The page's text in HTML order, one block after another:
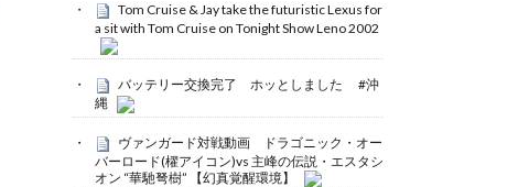
Tom Cruise & Jay take the futuristic Lexus for
a sit with Tom Cruise on Tonight Show Leno 2002
バッテリー交換完了 ホッとしました #沖
縄
ヴァンガード対戦動画 ドラゴニック・オー
バーロード(櫂アイコン)vs 主峰の伝説・エスタシ
オン “華馳弩樹” 【幻真覚醒環境】